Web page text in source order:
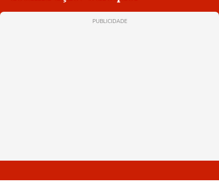
PUBLICIDADE